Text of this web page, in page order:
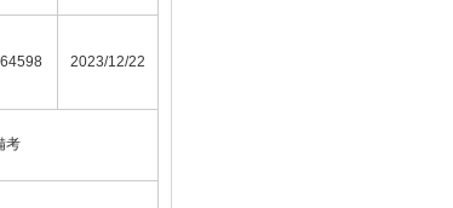
2023/12/22
考